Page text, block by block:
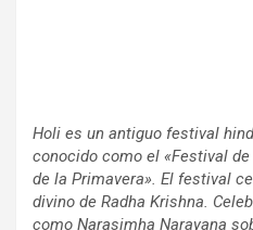
Holi es un antiguo festival
conocido como el «Festival
de la Primavera». El festival
divino de Radha Krishna.
como Narasimha Narayana